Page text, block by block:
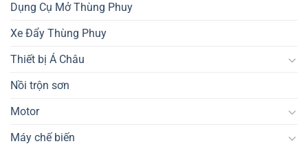
Dụng Cụ Mở Thùng Phuy
Xe Đẩy Thùng Phuy
Thiết bị Á Châu
Nồi trộn sơn
Motor
Máy chế biến